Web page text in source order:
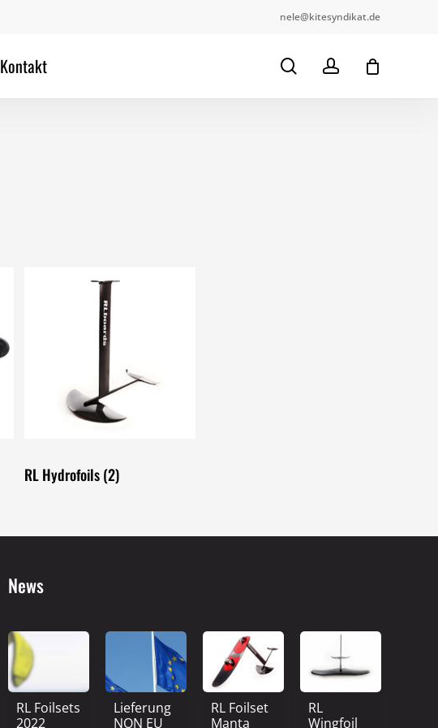
nele@kitesyndikat.de
Kontakt searchaccount
Es befinden sich keine Produkte im
RL Hydrofoils(2)
News
RL Foilsets
2022
Lieferung
NON EU
RL Foilset
Manta
RL
Wingfoil